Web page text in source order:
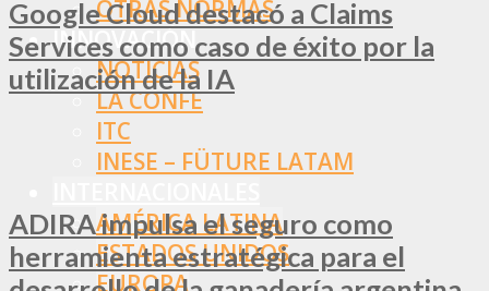
OTRAS NORMAS
INNOVACIÓN
NOTICIAS
LA CONFE
ITC
INESE – FÜTURE LATAM
AMÉRICA LATINA
ESTADOS UNIDOS
EUROPA
Google Cloud destacó a Claims
Services como caso de éxito por la
utilización de la IA
ADIRA impulsa el seguro como
herramienta estratégica para el